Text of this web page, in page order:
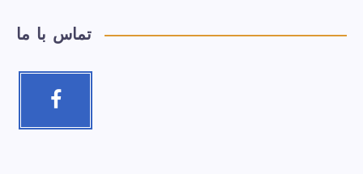
تماس با ما